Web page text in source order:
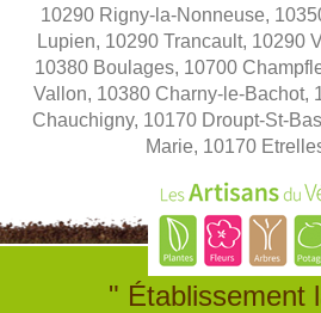
10290 Rigny-la-Nonneuse,
Lupien, 10290 Trancault, 10290
10380 Boulages, 10700
Vallon, 10380 Charny-le-Bachot,
Chauchigny, 10170 Droupt-St-
Marie, 10170
" Établissement